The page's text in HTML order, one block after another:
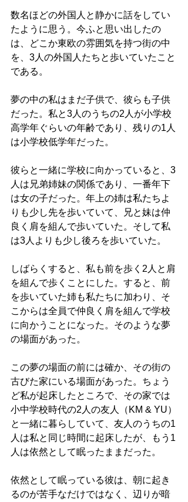
数名ほどの外国人と静かに話をしてい
たように思う。今ふと思い出したの
は、どこか東欧の雰囲気を持つ街の中
を、3人の外国人たちと歩いていたこと
である。
夢の中の私はまだ子供で、彼らも子供
だった。私と3人のうちの2人が小学校
高学年ぐらいの年齢であり、残りの1人
は小学校低学年だった。
彼らと一緒に学校に向かっていると、3
人は兄弟姉妹の関係であり、一番年下
は女の子だった。年上の姉は私たちよ
りも少し先を歩いていて、兄と妹は仲
良く肩を組んで歩いていた。そして私
は3人よりも少し後ろを歩いていた。
しばらくすると、私も前を歩く2人と肩
を組んで歩くことにした。すると、前
を歩いていた姉も私たちに加わり、そ
こからは全員で仲良く肩を組んで学校
に向かうことになった。そのような夢
の場面があった。
この夢の場面の前には確か、その街の
古びた家にいる場面があった。ちょう
ど私が起床したところで、その家では
小中学校時代の2人の友人（KM & YU）
と一緒に暮らしていて、友人のうちの1
人は私と同じ時間に起床したが、もう1
人は依然として眠ったままだった。
依然として眠っている彼は、朝に起き
るのが苦手なだけではなく、辺りが暗